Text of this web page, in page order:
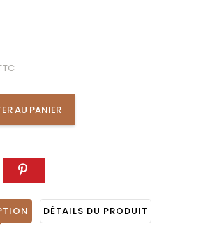
AU PANIER
DÉTAILS DU PRODUIT